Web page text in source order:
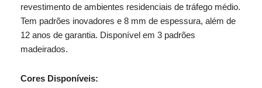
revestimento de ambientes residenciais de tráfego médio.
Tem padrões inovadores e 8 mm de espessura, além de
12 anos de garantia. Disponível em 3 padrões
madeirados.
Cores Disponíveis: